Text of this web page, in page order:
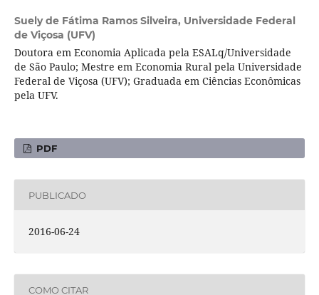
Suely de Fátima Ramos Silveira, Universidade Federal
de Viçosa (UFV)
Doutora em Economia Aplicada pela ESALq/Universidade
de São Paulo; Mestre em Economia Rural pela Universidade
Federal de Viçosa (UFV); Graduada em Ciências Econômicas
pela UFV.
PDF
PUBLICADO
2016-06-24
COMO CITAR